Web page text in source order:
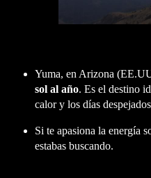
Yuma, en Arizona
sol al año. Es el destino
calor y los días
Si te apasiona la energía
estabas buscando.